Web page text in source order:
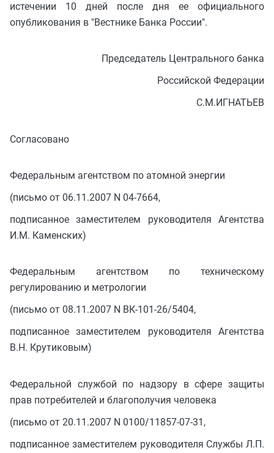
истечении 10 дней после дня ее официального
опубликования в "Вестнике Банка России".
Председатель Центрального банка
Российской Федерации
С.М.ИГНАТЬЕВ
Согласовано
Федеральным агентством по атомной энергии
(письмо от 06.11.2007 N 04-7664,
подписанное заместителем руководителя Агентства
И.М. Каменских)
Федеральным агентством по техническому
регулированию и метрологии
(письмо от 08.11.2007 N ВК-101-26/5404,
подписанное заместителем руководителя Агентства
В.Н. Крутиковым)
Федеральной службой по надзору в сфере защиты
прав потребителей и благополучия человека
(письмо от 20.11.2007 N 0100/11857-07-31,
подписанное заместителем руководителя Службы Л.П.